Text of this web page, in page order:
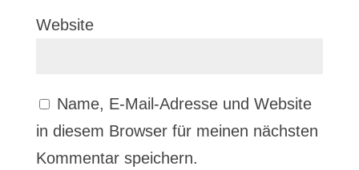
Website
Name, E-Mail-Adresse und Website
in diesem Browser für meinen nächsten
Kommentar speichern.